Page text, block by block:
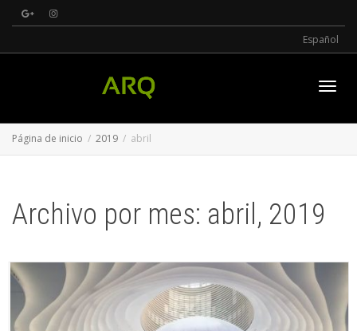
Español
Página de inicio 2019 abril
Archivo por mes: abril, 2019